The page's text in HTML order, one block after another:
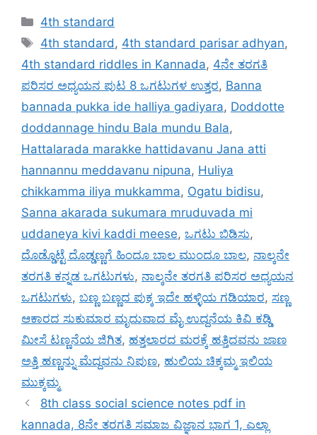
Categories
4th standard
Tags
4th standard, 4th standard parisar adhyan,
4th standard riddles in Kannada, 4ನೇ ತರಗತಿ
ಪರಿಸರ ಅಧ್ಯಯನ ಪುಟ 8 ಒಗಟುಗಳ ಉತ್ತರ, Banna
bannada pukka ide halliya gadiyara, Doddotte
doddannage hindu Bala mundu Bala,
Hattalarada marakke hattidavanu Jana atti
hannannu meddavanu nipuna, Huliya
chikkamma iliya mukkamma, Ogatu bidisu,
Sanna akarada sukumara mruduvada mi
uddaneya kivi kaddi meese, ಒಗಟು ಬಿಡಿಸು,
ದೊಡ್ಡೊಟ್ಟೆ ದೊಡ್ಡಣ್ಣಗೆ ಹಿಂದೂ ಬಾಲ ಮುಂದೂ ಬಾಲ, ನಾಲ್ಕನೇ
ತರಗತಿ ಕನ್ನಡ ಒಗಟುಗಳು, ನಾಲ್ಕನೇ ತರಗತಿ ಪರಿಸರ ಅಧ್ಯಯನ
ಒಗಟುಗಳು, ಬಣ್ಣ ಬಣ್ಣದ ಪುಕ್ಕ ಇದೇ ಹಳ್ಳಿಯ ಗಡಿಯಾರ, ಸಣ್ಣ
ಆಕಾರದ ಸುಕುಮಾರ ಮೃದುವಾದ ಮೈ ಉದ್ದನೆಯ ಕಿವಿ ಕಡ್ಡಿ
ಮೀಸೆ ಟಣ್ಣನೆಯ ಜಿಗಿತ, ಹತ್ತಲಾರದ ಮರಕ್ಕೆ ಹತ್ತಿದವನು ಜಾಣ
ಅತ್ತಿ ಹಣ್ಣನ್ನು ಮೆದ್ದವನು ನಿಪುಣ, ಹುಲಿಯ ಚಿಕ್ಕಮ್ಮ ಇಲಿಯ
ಮುಕ್ಕಮ್ಮ
8th class social science notes pdf in
kannada, 8ನೇ ತರಗತಿ ಸಮಾಜ ವಿಜ್ಞಾನ ಭಾಗ 1, ಎಲ್ಲಾ